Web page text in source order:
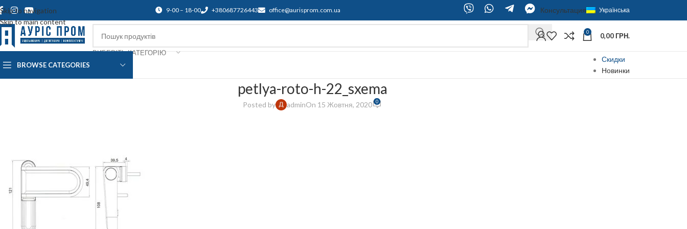
Skip to navigation
Skip to main content
9-00 – 18-00 +380687726443 office@aurisprom.com.ua Консультация Українська
ВИБЕРІТЬ КАТЕГОРІЮ
0 0,00ГРН.
BROWSE CATEGORIES
Скидки
Новинки
petlya-roto-h-22_sxema
Posted by adminOn 15 Жовтня, 2020 0